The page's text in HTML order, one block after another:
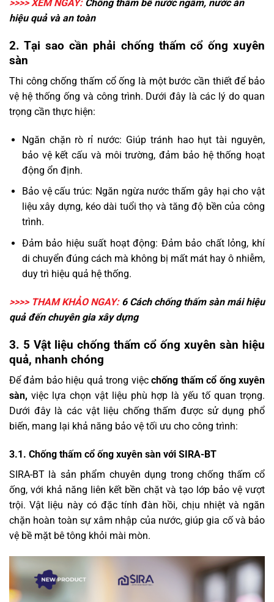
>>>> XEM NGAY: Chống thấm bể nướcngầm, nước ăn
hiệu quả và an toàn
2. Tại sao cần phải chống thấm cổ ống xuyên
sàn
Thi công chống thấm cổ ống là một bước cần thiết để bảo
vệ hệ thống ống và công trình. Dưới đây là các lý do quan
trọng cần thực hiện:
Ngăn chặn rò rỉ nước: Giúp tránh hao hụt tài nguyên,
bảo vệ kết cấu và môi trường, đảm bảo hệ thống hoạt
động ổn định.
Bảo vệ cấu trúc: Ngăn ngừa nước thấm gây hại cho vật
liệu xây dựng, kéo dài tuổi thọ và tăng độ bền của công
trình.
Đảm bảo hiệu suất hoạt động: Đảm bảo chất lỏng, khí
di chuyển đúng cách mà không bị mất mát hay ô nhiễm,
duy trì hiệu quả hệ thống.
>>>> THAM KHẢO NGAY:6 Cách chống thấm sàn máihiệu
quả đến chuyên gia xây dựng
3. 5 Vật liệu chống thấm cổ ống xuyên sàn hiệu
quả, nhanh chóng
Để đảm bảo hiệu quả trong việcchống thấm cổ ống xuyên
sàn, việc lựa chọn vật liệu phù hợp là yếu tố quan trọng.
Dưới đây là các vật liệu chống thấm được sử dụng phổ
biến, mang lại khả năng bảo vệ tối ưu cho công trình:
3.1. Chống thấm cổ ống xuyên sàn với SIRA-BT
SIRA-BT là sản phẩm chuyên dụng trong chống thấm cổ
ống, với khả năng liên kết bền chặt và tạo lớp bảo vệ vượt
trội. Vật liệu này có đặc tính đàn hồi, chịu nhiệt và ngăn
chặn hoàn toàn sự xâm nhập của nước, giúp gia cố và bảo
vệ bề mặt bê tông khỏi mài mòn.